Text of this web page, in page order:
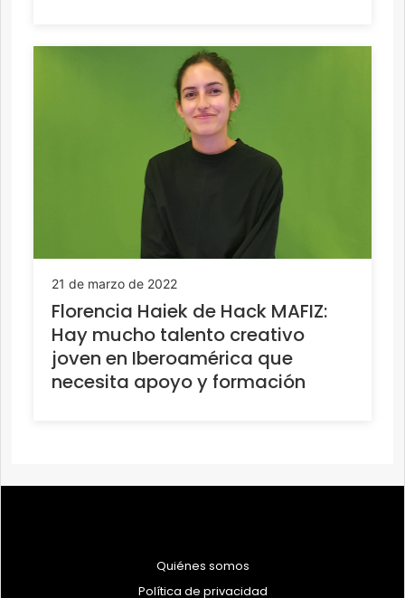
21 de marzo de 2022
Florencia Haiek de Hack MAFIZ:
Hay mucho talento creativo
joven en Iberoamérica que
necesita apoyo y formación
Quiénes somos
Política de privacidad